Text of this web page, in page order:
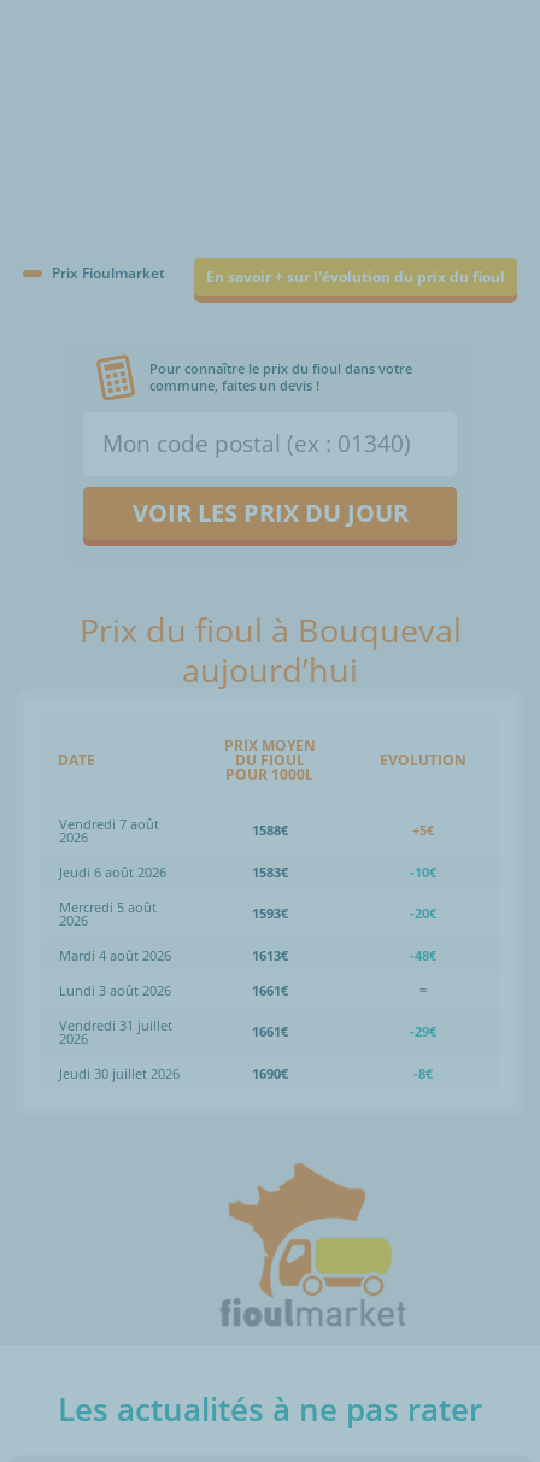
Prix Fioulmarket En savoir + sur l'évolution du prix du fioul
Pour connaître le prix du fioul dans votre
commune, faites un devis !
VOIR LES PRIX DU JOUR
Prix du fioul à Bouqueval
aujourd’hui
DATE
PRIX MOYEN
DU FIOUL
POUR 1000L
EVOLUTION
Vendredi 7 août
2026 1588€ +5€
Jeudi 6 août 2026 1583€
-10€
Mercredi 5 août
2026 1593€ -20€
Mardi 4 août 2026 1613€
-48€
Lundi 3 août 2026
1661€
=
Vendredi 31 juillet
2026 1661€ -29€
Jeudi 30 juillet 2026 1690€ -8€
Les actualités à ne pas rater